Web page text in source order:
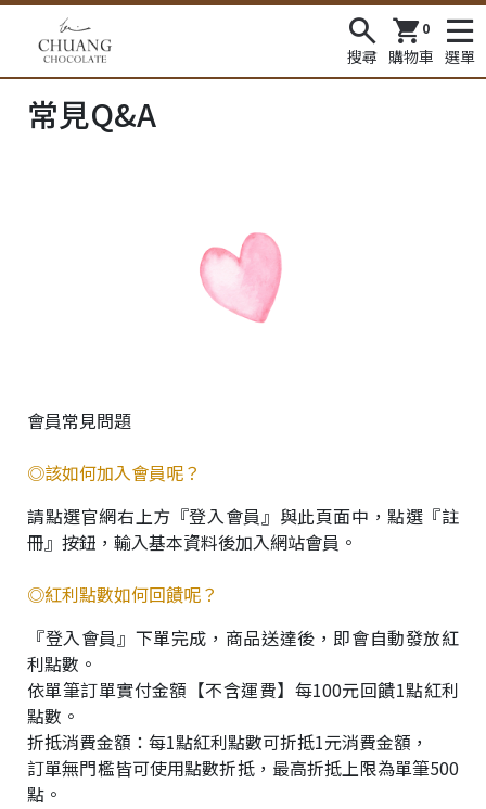
0
購物車
搜尋 選單
常見Q&A
會員常見問題
◎該如何加入會員呢？
請點選官網右上方『登入會員』與此頁面中，點選『註
冊』按鈕，輸入基本資料後加入網站會員。
◎紅利點數如何回饋呢？
『登入會員』下單完成，商品送達後，即會自動發放紅
利點數。
依單筆訂單實付金額【不含運費】每100元回饋1點紅利
點數。
折抵消費金額：每1點紅利點數可折抵1元消費金額，
訂單無門檻皆可使用點數折抵，最高折抵上限為單筆500
點。